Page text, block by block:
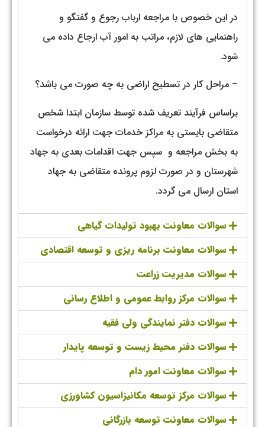
در اين خصوص با مراجعه ارباب رجوع و گفتگو و
راهنمايي هاي لازم، مراتب به امور آب ارجاع داده مي
شود.
– مراحل کار در تسطیح اراضی به چه صورت می باشد؟
براساس فرآيند تعريف شده توسط سازمان ابتدا شخص
متقاضي بايستي به مراكز خدمات جهت ارائه درخواست
به بخش مراجعه و سپس جهت اقدامات بعدي به جهاد
شهرستان و در صورت لزوم پرونده متقاضي به جهاد
استان ارسال مي گردد.
سوالات معاونت بهبود تولیدات گیاهی
سوالات معاونت برنامه ریزی و توسعه اقتصادی
سوالات مدیریت زراعت
سوالات مرکز روابط عمومی و اطلاع رسانی
سوالات دفتر نمایندگی ولی فقیه
سوالات دفتر محیط زیست و توسعه پایدار
سوالات معاونت امور دام
سوالات مرکز توسعه مکانیزاسیون کشاورزی
سوالات معاونت توسعه بازرگانی